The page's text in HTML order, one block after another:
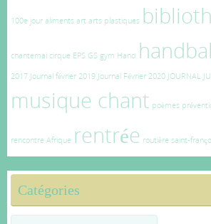
100e jour aliments art arts plastiques
chantemai cirque EPS GS gym Hand
2017 Journal février 2019 Journal Février 2020 JOURNAL
musique chant poèmes
rencontre Afrique rentrée routière saint-
Catégories